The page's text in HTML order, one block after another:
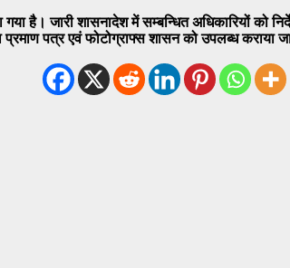
है। जारी शासनादेश में सम्बन्धित अधिकारियों को
प्रमाण पत्र एवं फोटोग्राफ्स शासन को उपलब्ध कराया